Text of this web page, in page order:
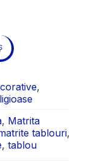
,
, Matrita
tablouri,
, tablou